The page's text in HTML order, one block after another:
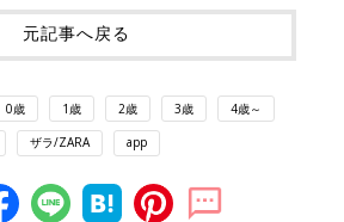
元記事へ戻る
0歳 1歳 2歳 3歳 4歳～
ザラ/ZARA app